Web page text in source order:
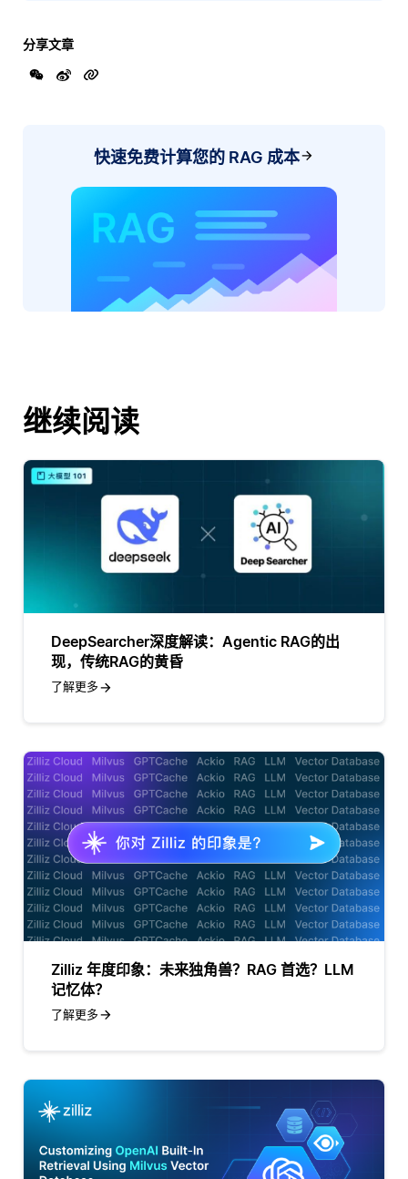
分享文章
快速免费计算您的 RAG 成本
继续阅读
DeepSearcher深度解读：Agentic RAG的出
现，传统RAG的黄昏
了解更多
Zilliz 年度印象：未来独角兽？RAG 首选？LLM
记忆体？
了解更多